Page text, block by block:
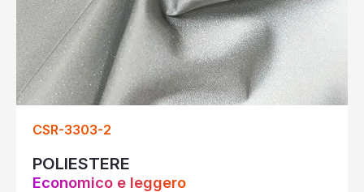
CSR-3303-2
POLIESTERE
Economico e leggero